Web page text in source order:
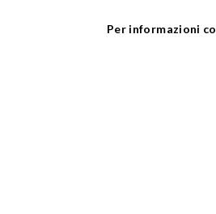
Per informazioni